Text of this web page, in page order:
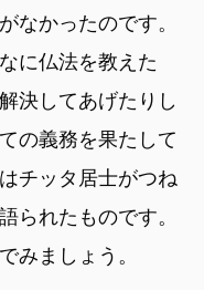
なかったのです。
に仏法を教えた
決してあげたりし
の義務を果たして
チッタ居士がつね
られたものです。
みましょう。